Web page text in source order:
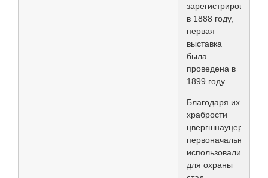
зарегистрирован
в 1888 году,
первая
выставка
была
проведена в
1899 году.
Благодаря их
храбрости
цвергшнауцеры
первоначально
использовались
для охраны